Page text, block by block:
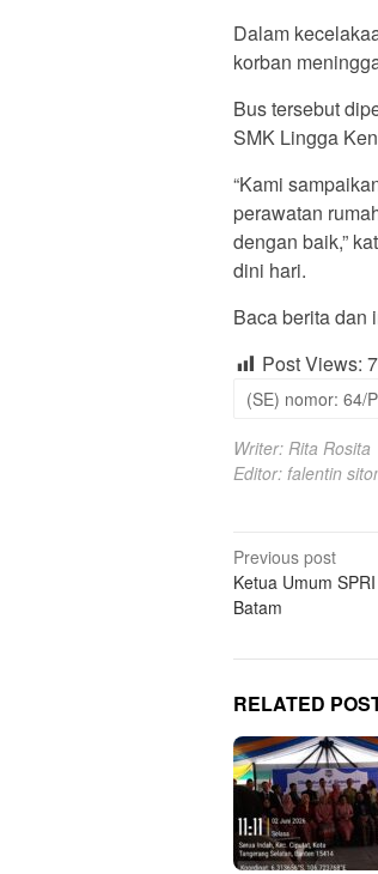
Dalam
korban
Bus tersebut
SMK Lingga
“Kami
perawatan
dengan baik,”
dini hari.
Baca berita dan
Post Views:
(SE) nomor: 64/
Writer: Rita Rosita
Editor: falentin
Post
Previous post
Ketua Umum
Batam
RELATED